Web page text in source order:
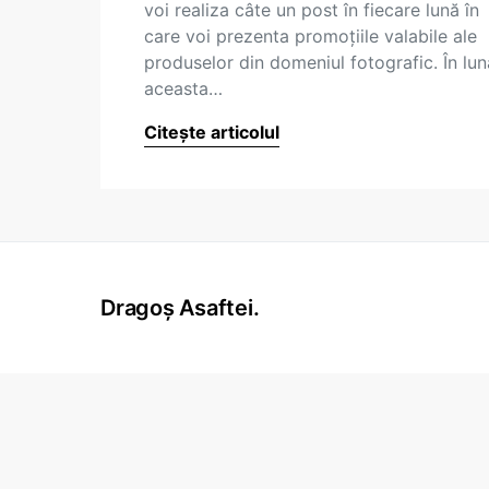
voi realiza câte un post în fiecare lună în
care voi prezenta promoţiile valabile ale
produselor din domeniul fotografic. În
aceasta…
Citește articolul
Dragoș Asaftei.